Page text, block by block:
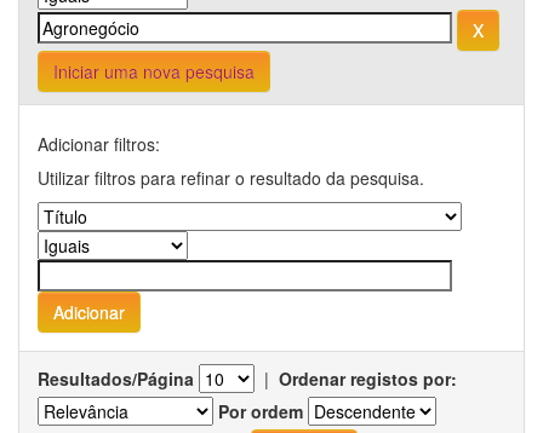
Iniciar uma nova pesquisa
Adicionar filtros:
Utilizar filtros para refinar o resultado da pesquisa.
Resultados/Página | Ordenar registos por:
Por ordem